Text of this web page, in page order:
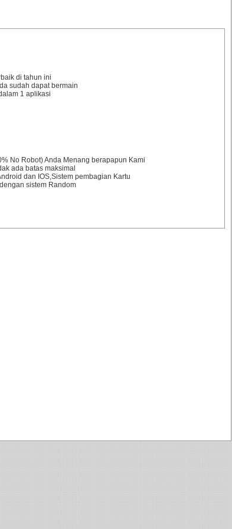
di tahun ini
sudah dapat bermain
1 aplikasi
No Robot) Anda Menang berapapun Kami
ada batas maksimal
dan IOS,Sistem pembagian Kartu
sistem Random